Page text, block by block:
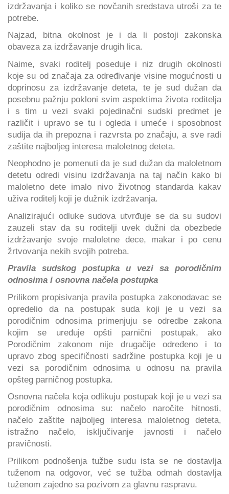
izdržavanja i koliko se novčanih sredstava utroši za te
potrebe.
Najzad, bitna okolnost je i da li postoji zakonska
obaveza za izdržavanje drugih lica.
Naime, svaki roditelj poseduje i niz drugih okolnosti
koje su od značaja za određivanje visine mogućnosti u
doprinosu za izdržavanje deteta, te je sud dužan da
posebnu pažnju pokloni svim aspektima života roditelja
i s tim u vezi svaki pojedinačni sudski predmet je
različit i upravo se tu i ogleda i umeće i sposobnost
sudija da ih prepozna i razvrsta po značaju, a sve radi
zaštite najboljeg interesa maloletnog deteta.
Neophodno je pomenuti da je sud dužan da maloletnom
detetu odredi visinu izdržavanja na taj način kako bi
maloletno dete imalo nivo životnog standarda kakav
uživa roditelj koji je dužnik izdržavanja.
Analizirajući odluke sudova utvrđuje se da su sudovi
zauzeli stav da su roditelji uvek dužni da obezbede
izdržavanje svoje maloletne dece, makar i po cenu
žrtvovanja nekih svojih potreba.
Pravila sudskog postupka u vezi sa porodičnim
odnosima i osnovna načela postupka
Prilikom propisivanja pravila postupka zakonodavac se
opredelio da na postupak suda koji je u vezi sa
porodičnim odnosima primenjuju se odredbe zakona
kojim se uređuje opšti parnični postupak, ako
Porodičnim zakonom nije drugačije određeno i to
upravo zbog specifičnosti sadržine postupka koji je u
vezi sa porodičnim odnosima u odnosu na pravila
opšteg parničnog postupka.
Osnovna načela koja odlikuju postupak koji je u vezi sa
porodičnim odnosima su: načelo naročite hitnosti,
načelo zaštite najboljeg interesa maloletnog deteta,
istražno načelo, isključivanje javnosti i načelo
pravičnosti.
Prilikom podnošenja tužbe sudu ista se ne dostavlja
tuženom na odgovor, već se tužba odmah dostavlja
tuženom zajedno sa pozivom za glavnu raspravu.